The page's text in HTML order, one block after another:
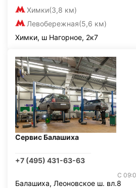
Химки(3,8 км)
Левобережная(5,6 км)
Химки, ш Нагорное, 2к7
Сервис Балашиха
+7 (495) 431-63-63
С
Балашиха, Леоновское ш. вл.8